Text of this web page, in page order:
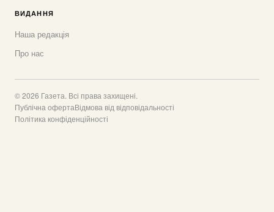
ВИДАННЯ
Наша редакція
Про нас
© 2026 Газета. Всі права захищені.
Публічна офертаВідмова від відповідальності
Політика конфіденційності